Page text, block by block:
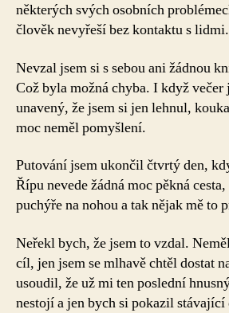
některých svých osobních
člověk nevyřeší bez kontaktu s lidmi.
Nevzal jsem si s sebou ani žádnou
Což byla možná chyba. I když večer
unavený, že jsem si jen lehnul,
moc neměl pomyšlení.
Putování jsem ukončil čtvrtý den,
Řípu nevede žádná moc pěkná
puchýře na nohou a tak nějak mě to
Neřekl bych, že jsem to vzdal.
cíl, jen jsem se mlhavě chtěl dostat
usoudil, že už mi ten poslední
nestojí a jen bych si pokazil stávající